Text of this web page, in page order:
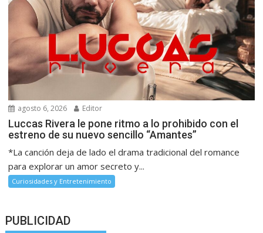
agosto 6, 2026 Editor
Luccas Rivera le pone ritmo a lo prohibido con el
estreno de su nuevo sencillo “Amantes”
*La canción deja de lado el drama tradicional del romance
para explorar un amor secreto y...
Curiosidades y Entretenimiento
PUBLICIDAD